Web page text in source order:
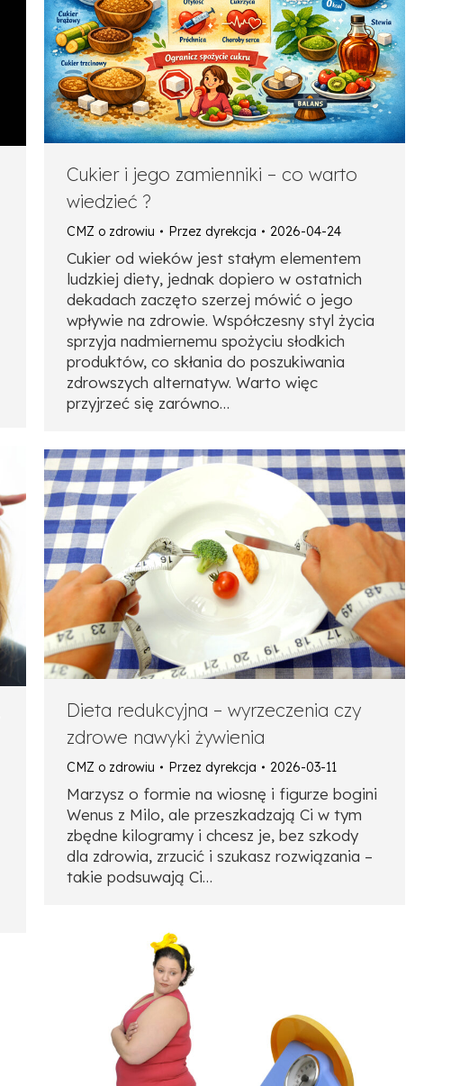
Cukier i jego zamienniki – co warto
wiedzieć ?
CMZ o zdrowiu Przez dyrekcja 2026-04-24
Cukier od wieków jest stałym elementem
ludzkiej diety, jednak dopiero w ostatnich
dekadach zaczęto szerzej mówić o jego
wpływie na zdrowie. Współczesny styl życia
sprzyja nadmiernemu spożyciu słodkich
produktów, co skłania do poszukiwania
zdrowszych alternatyw. Warto więc
przyjrzeć się zarówno…
Dieta redukcyjna – wyrzeczenia czy
zdrowe nawyki żywienia
CMZ o zdrowiu Przez dyrekcja 2026-03-11
Marzysz o formie na wiosnę i figurze bogini
Wenus z Milo, ale przeszkadzają Ci w tym
zbędne kilogramy i chcesz je, bez szkody
dla zdrowia, zrzucić i szukasz rozwiązania –
takie podsuwają Ci…